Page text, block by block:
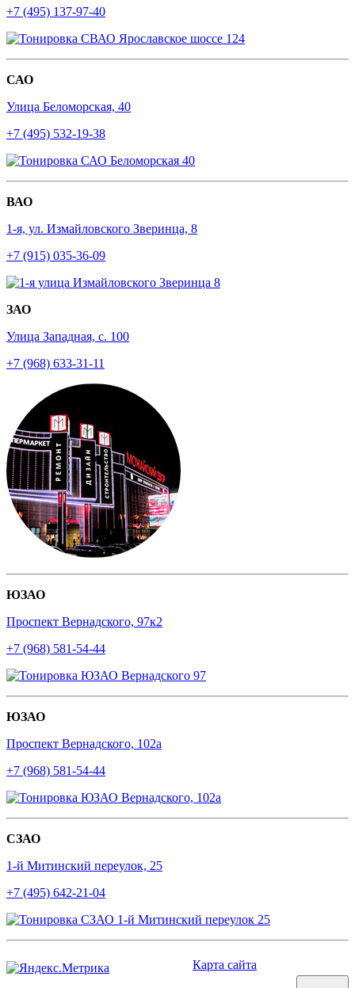
+7 (495) 137-97-40
САО
Улица Беломорская, 40
+7 (495) 532-19-38
ВАО
1-я, ул. Измайловского Зверинца, 8
+7 (915) 035-36-09
ЗАО
Улица Западная, с. 100
+7 (968) 633-31-11
ЮЗАО
Проспект Вернадского, 97к2
+7 (968) 581-54-44
ЮЗАО
Проспект Вернадского, 102а
+7 (968) 581-54-44
СЗАО
1-й Митинский переулок, 25
+7 (495) 642-21-04
Карта сайта